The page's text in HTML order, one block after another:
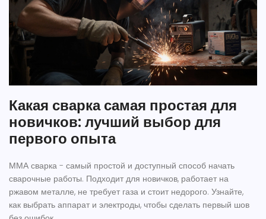
Какая сварка самая простая для
новичков: лучший выбор для
первого опыта
ММА сварка - самый простой и доступный способ начать
сварочные работы. Подходит для новичков, работает на
ржавом металле, не требует газа и стоит недорого. Узнайте,
как выбрать аппарат и электроды, чтобы сделать первый шов